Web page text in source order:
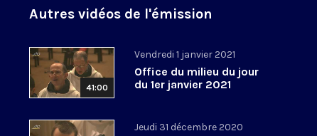
Autres vidéos de l'émission
41:00
Vendredi 1 janvier 2021
Office du milieu du jour
du 1er janvier 2021
Jeudi 31 décembre 2020